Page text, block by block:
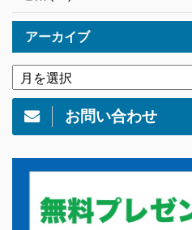
アーカイブ
お問い合わせ